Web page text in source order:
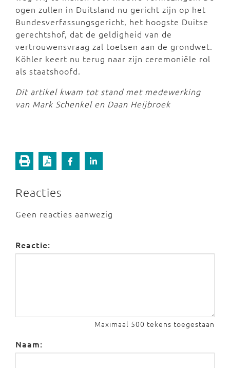
ogen zullen in Duitsland nu gericht zijn op het
Bundesverfassungsgericht, het hoogste Duitse
gerechtshof, dat de geldigheid van de
vertrouwensvraag zal toetsen aan de grondwet.
Köhler keert nu terug naar zijn ceremoniële rol
als staatshoofd.
Dit artikel kwam tot stand met medewerking
van Mark Schenkel en Daan Heijbroek
Reacties
Geen reacties aanwezig
Reactie:
Maximaal 500 tekens toegestaan
Naam: